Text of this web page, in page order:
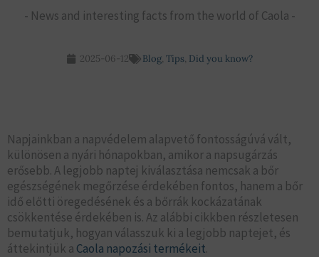
- News and interesting facts from the world of Caola -
2025-06-12 Blog, Tips, Did you know?
Napjainkban a napvédelem alapvető fontosságúvá vált,
különösen a nyári hónapokban, amikor a napsugárzás
erősebb. A legjobb naptej kiválasztása nemcsak a bőr
egészségének megőrzése érdekében fontos, hanem a bőr
idő előtti öregedésének és a bőrrák kockázatának
csökkentése érdekében is. Az alábbi cikkben részletesen
bemutatjuk, hogyan válasszuk ki a legjobb naptejet, és
áttekintjük a Caola napozási termékeit.